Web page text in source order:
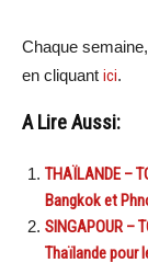
Chaque
en cliquant ici.
A Lire Aussi:
THAÏLANDE –
Bangkok et
SINGAPOUR –
Thaïlande pour